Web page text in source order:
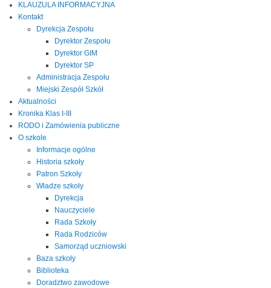
KLAUZULA INFORMACYJNA
Kontakt
Dyrekcja Zespołu
Dyrektor Zespołu
Dyrektor GIM
Dyrektor SP
Administracja Zespołu
Miejski Zespół Szkół
Aktualności
Kronika Klas I-III
RODO i Zamówienia publiczne
O szkole
Informacje ogólne
Historia szkoły
Patron Szkoły
Władze szkoły
Dyrekcja
Nauczyciele
Rada Szkoły
Rada Rodziców
Samorząd uczniowski
Baza szkoły
Biblioteka
Doradztwo zawodowe